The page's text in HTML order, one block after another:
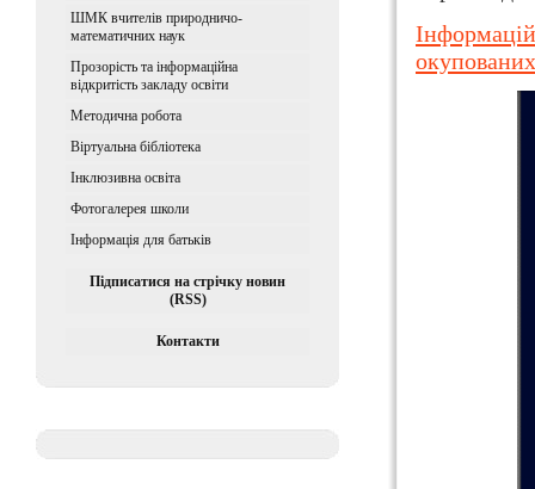
ШМК вчителів природничо-
математичних наук
Прозорість та інформаційна
відкритість закладу освіти
Методична робота
Віртуальна бібліотека
Iнклюзивна освiта
Фотогалерея школи
Інформація для батьків
Підписатися на стрічку новин
(RSS)
Контакти